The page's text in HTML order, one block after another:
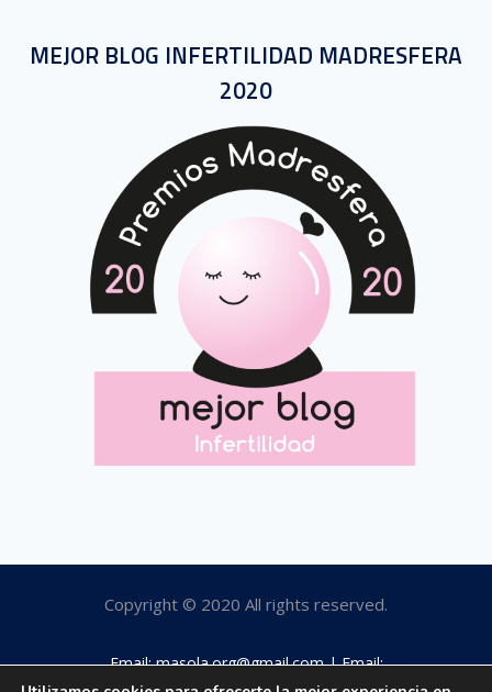
MEJOR BLOG INFERTILIDAD MADRESFERA
2020
Copyright © 2020 All rights reserved.
Email: masola.org@gmail.com | Email: